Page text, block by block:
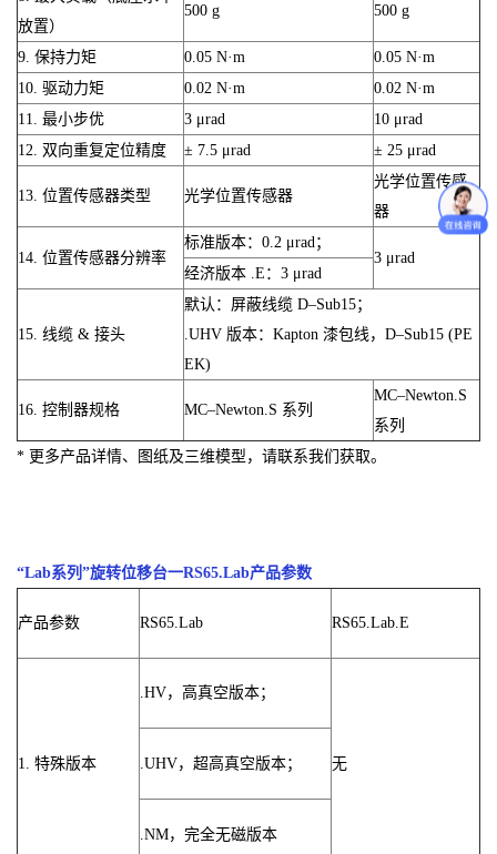
放置）
500 g 500 g
9. 保持力矩 0.05 N·m
0.05 N·m
10. 驱动力矩
0.02 N·m
0.02 N·m
11. 最小步优
3 μrad
10 μrad
12. 双向重复定位精度
± 7.5 μrad ± 25 μrad
13. 位置传感器类型 光学位置传感器
光学位置传感
器
14. 位置传感器分辨率
标准版本：0.2 μrad；
3 μrad
经济版本 .E：3 μrad
15. 线缆 & 接头
默认：屏蔽线缆 D–Sub15；
.UHV 版本：Kapton 漆包线，D–Sub15 (PE
EK)
16. 控制器规格 MC–Newton.S 系列
MC–Newton.S
系列
* 更多产品详情、图纸及三维模型，请联系我们获取。
“Lab系列”旋转位移台一RS65.Lab产品参数
产品参数 RS65.Lab RS65.Lab.E
1. 特殊版本
.HV，高真空版本；
无
.UHV，超高真空版本；
.NM，完全无磁版本